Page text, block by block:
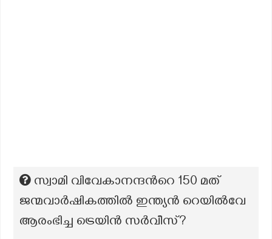
സ്വാമി വിവേകാനന്ദന്‍റെ 150 മത്
ജന്മവാർഷികത്തിൽ ഇന്ത്യൻ റെയിൽവേ
ആരംഭിച്ച ട്രെയിൻ സർവീസ്?